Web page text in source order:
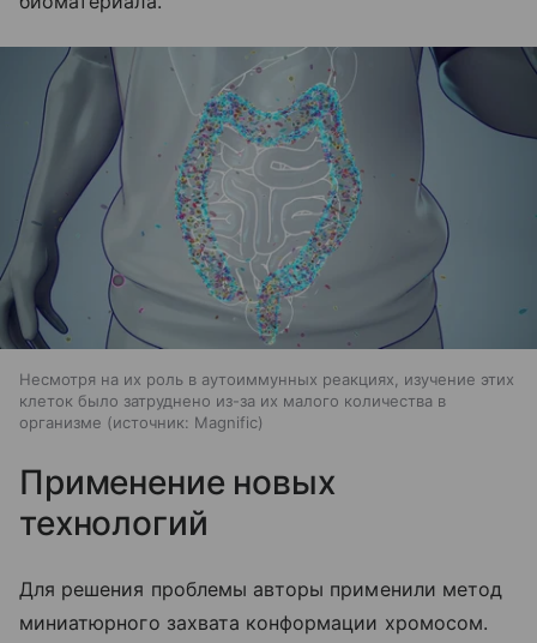
Несмотря на их роль в аутоиммунных реакциях, изучение этих
клеток было затруднено из-за их малого количества в
организме
источник: Magnific
Применение новых
технологий
Для решения проблемы авторы применили метод
миниатюрного захвата конформации хромосом.